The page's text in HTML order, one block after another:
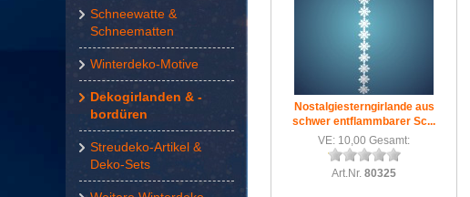
Schneewatte &
Schneematten
Winterdeko-Motive
Dekogirlanden & -
bordüren
Streudeko-Artikel &
Deko-Sets
Nostalgiesterngirlande aus
schwer entflammbarer Sc...
VE: 10,00 Gesamt:
Art.Nr. 80325